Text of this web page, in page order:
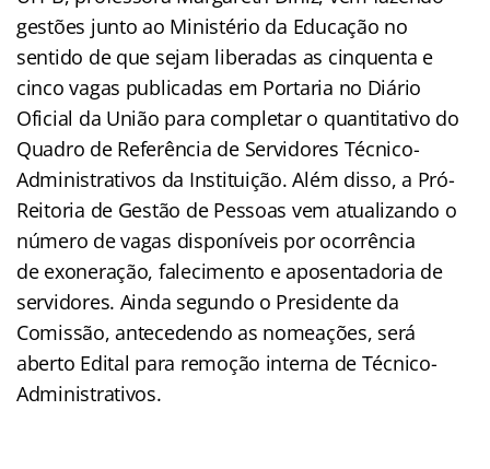
gestões junto ao Ministério da Educação no
sentido de que sejam liberadas as cinquenta e
cinco vagas publicadas em Portaria no Diário
Oficial da União para completar o quantitativo do
Quadro de Referência de Servidores Técnico-
Administrativos da Instituição. Além disso, a Pró-
Reitoria de Gestão de Pessoas vem atualizando o
número de vagas disponíveis por ocorrência
de exoneração, falecimento e aposentadoria de
servidores. Ainda segundo o Presidente da
Comissão, antecedendo as nomeações, será
aberto Edital para remoção interna de Técnico-
Administrativos.